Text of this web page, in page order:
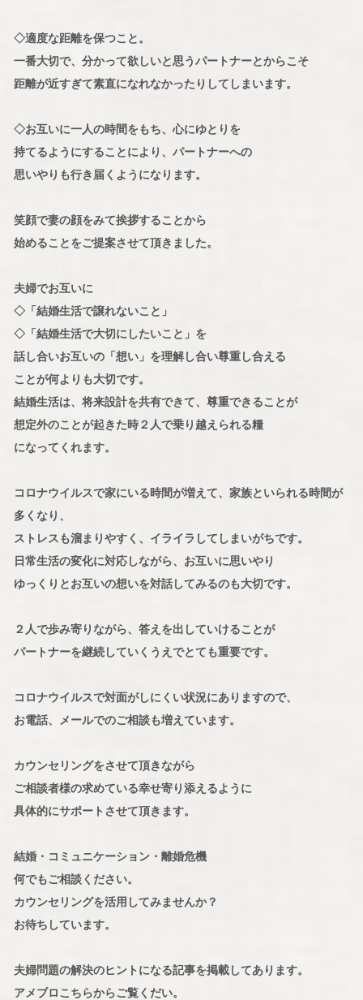
◇適度な距離を保つこと。
一番大切で、分かって欲しいと思うパートナーとからこそ
距離が近すぎて素直になれなかったりしてしまいます。
◇お互いに一人の時間をもち、心にゆとりを
持てるようにすることにより、パートナーへの
思いやりも行き届くようになります。
笑顔で妻の顔をみて挨拶することから
始めることをご提案させて頂きました。
夫婦でお互いに
◇「結婚生活で譲れないこと」
◇「結婚生活で大切にしたいこと」を
話し合いお互いの「想い」を理解し合い尊重し合える
ことが何よりも大切です。
結婚生活は、将来設計を共有できて、尊重できることが
想定外のことが起きた時２人で乗り越えられる糧
になってくれます。
コロナウイルスで家にいる時間が増えて、家族といられる時間が
多くなり、
ストレスも溜まりやすく、イライラしてしまいがちです。
日常生活の変化に対応しながら、お互いに思いやり
ゆっくりとお互いの想いを対話してみるのも大切です。
２人で歩み寄りながら、答えを出していけることが
パートナーを継続していくうえでとても重要です。
コロナウイルスで対面がしにくい状況にありますので、
お電話、メールでのご相談も増えています。
カウンセリングをさせて頂きながら
ご相談者様の求めている幸せ寄り添えるように
具体的にサポートさせて頂きます。
結婚・コミュニケーション・離婚危機
何でもご相談ください。
カウンセリングを活用してみませんか？
お待ちしています。
夫婦問題の解決のヒントになる記事を掲載してあります。
アメブロこちらからご覧くだい。